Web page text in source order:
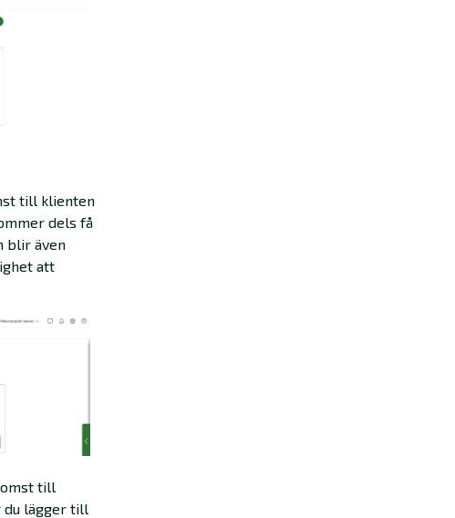
till klienten
dels få
blir även
att
till
du lägger till